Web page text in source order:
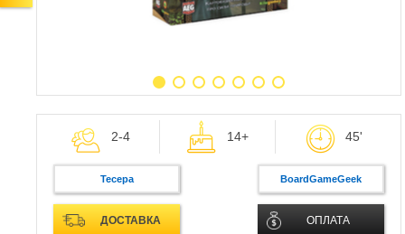
2-4 14+ 45'
Тесера BoardGameGeek
ДОСТАВКА ОПЛАТА